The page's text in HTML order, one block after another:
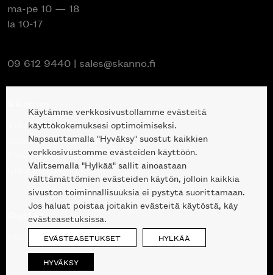
ma-pe 10 — 18
la 10-17
09 612 9440 | sales@skanno.fi
Tuotteet
Suunnittelupalvelu
Projektimyynti
Liike Helsingin keskustassa
Outlet
Poistuvat mallikappaleet
Käytämme verkkosivustollamme evästeitä
käyttökokemuksesi optimoimiseksi.
Napsauttamalla "Hyväksy" suostut kaikkien
verkkosivustomme evästeiden käyttöön.
Valitsemalla "Hylkää" sallit ainoastaan
välttämättömien evästeiden käytön, jolloin kaikkia
sivuston toiminnallisuuksia ei pystytä suorittamaan.
Jos haluat poistaa joitakin evästeitä käytöstä, käy
evästeasetuksissa.
EVÄSTEASETUKSET HYLKÄÄ
HYVÄKSY